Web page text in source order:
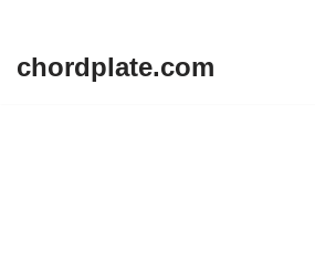
chordplate.com